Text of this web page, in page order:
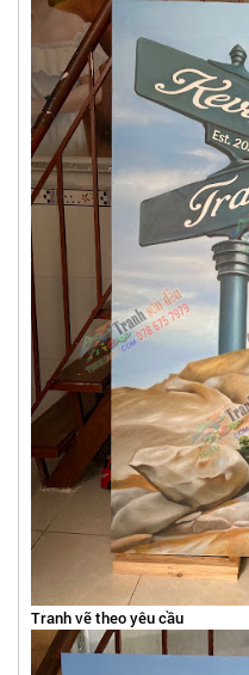
Tranh vẽ theo yêu cầu